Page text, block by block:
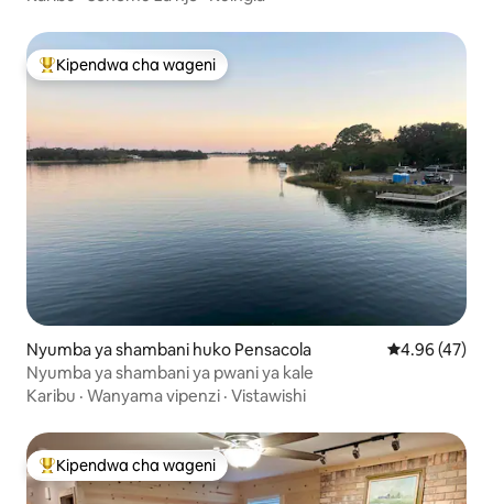
Kipendwa maarufu cha wageni
Kipendwa cha wageni
Nyumba ya shambani huko Pensacola Ukadiriaji wa
4.96 (47)
Nyumba ya shambani ya pwani ya kale
Karibu · Wanyama vipenzi · Vistawishi
Kipendwa maarufu cha wageni
Kipendwa cha wageni